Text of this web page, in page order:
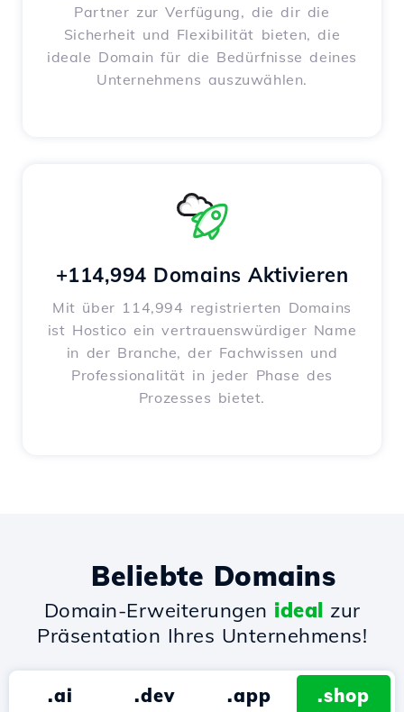
Partner zur Verfügung, die dir die
Sicherheit und Flexibilität bieten, die
ideale Domain für die Bedürfnisse deines
Unternehmens auszuwählen.
+114,994 Domains Aktivieren
Mit über 114,994 registrierten Domains
ist Hostico ein vertrauenswürdiger Name
in der Branche, der Fachwissen und
Professionalität in jeder Phase des
Prozesses bietet.
Beliebte Domains
Domain-Erweiterungen ideal zur
Präsentation Ihres Unternehmens!
.ai .dev .app .shop